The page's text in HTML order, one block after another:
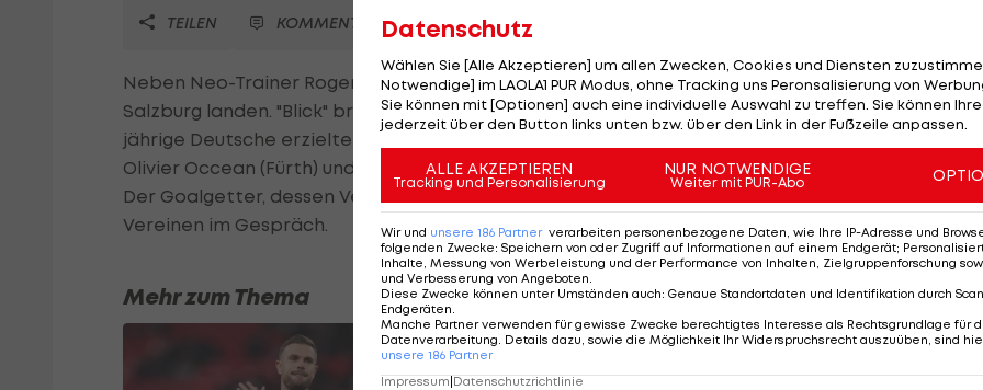
TEILEN
KOMMENTARE
Neben Neo-Trainer Roger Schmidt könnte auch ein Spieler des SC Paderborn bei Red Bull
Salzburg landen. "Blick" bringt Nick Proschwitz mit den Mozartstädtern in Verbindung. Der 25-
jährige Deutsche erzielte in der abgelaufenen Saison 17 Treffer und kürte sich gleichauf mit
Olivier Occean (Fürth) und Alex Meier (Frankfurt) zum Schützenkönig der zweiten deutschen
Der Goalgetter, dessen Vertrag noch ein Jahr läuft, ist jedoch auch bei zahlreichen deutschen
Vereinen im Gespräch.
Mehr zum Thema
Datenschutz
Wählen Sie [Alle Akzeptieren] um allen Zwecken, Cookies und Diensten
Notwendige] im LAOLA1 PUR Modus, ohne Tracking uns Peronsalisierung von
Sie können mit [Optionen] auch eine individuelle Auswahl zu treffen. Sie können
jederzeit über den Button links unten bzw. über den Link in der Fußzeile anpassen.
ALLE AKZEPTIEREN
Tracking und Personalisierung
NUR NOTWENDIGE
Weiter mit PUR-Abo
Wir und unsere 186 Partner verarbeiten personenbezogene Daten, wie Ihre IP-Adresse und
folgenden Zwecke: Speichern von oder Zugriff auf Informationen auf einem Endgerät;
Inhalte, Messung von Werbeleistung und der Performance von Inhalten, Zielgruppenforschung
und Verbesserung von Angeboten
Diese Zwecke können unter Umständen auch: Genaue Standortdaten und Identifikation durch
Endgeräten
Manche Partner verwenden für gewisse Zwecke berechtigtes Interesse als Rechtsgrundlage für
Datenverarbeitung. Details dazu, sowie die Möglichkeit Ihr Widerspruchsrecht auszuüben, sind
unsere 186 Partner
Impressum|Datenschutzrichtlinie